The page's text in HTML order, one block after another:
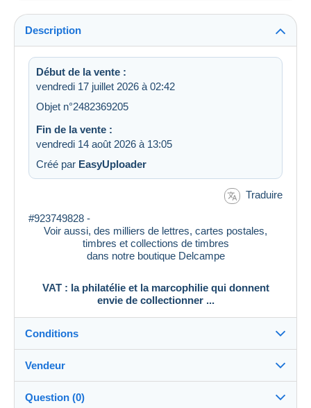
Description
Début de la vente :
vendredi 17 juillet 2026 à 02:42
Objet n°2482369205
Fin de la vente :
vendredi 14 août 2026 à 13:05
Créé par EasyUploader
Traduire
#923749828 -
Voir aussi, des milliers de lettres, cartes postales,
timbres et collections de timbres
dans notre boutique Delcampe
VAT : la philatélie et la marcophilie qui donnent
envie de collectionner ...
Conditions
Destination :
Voir la liste des pays
Vendeur
Question (0)